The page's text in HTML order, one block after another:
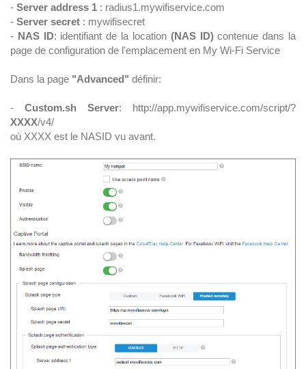
CONTACTS
- Server address 1 : radius1.mywifiservice.com
- Server secret : mywifisecret
- NAS ID: identifiant de la location (NAS ID)contenue dans la
page de configuration de l'emplacement en My Wi-Fi Service
Dans la page "Advanced" définir:
- Custom.sh Server: http://app.mywifiservice.com/script/?
XXXX/v4/
où XXXX est le NASID vu avant.